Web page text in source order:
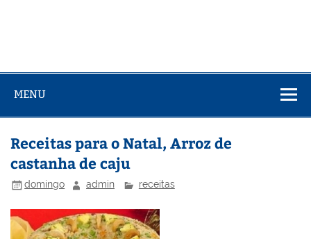
MENU
Receitas para o Natal, Arroz de
castanha de caju
domingo admin receitas